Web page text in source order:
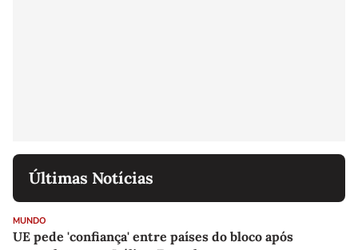
Últimas Notícias
MUNDO
UE pede 'confiança' entre países do bloco após